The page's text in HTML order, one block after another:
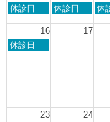
日
8
月
休診日
月
休診日
火
休
16 17
日
2026
休診日
23 24